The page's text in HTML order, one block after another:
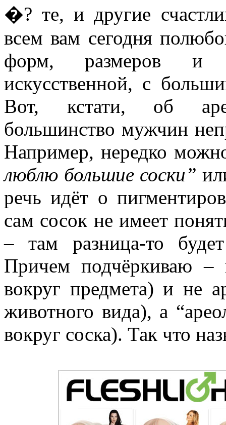
�? те, и другие
всем вам сегодня
форм, размеров и
искусственной, с
Вот, кстати, об
большинство мужчин
Например, нередко
люблю большие соски”
речь идёт о
сам сосок не имеет
– там разница-то
Причем подчёркиваю –
вокруг предмета) и не
животного вида), а
вокруг соска). Так что